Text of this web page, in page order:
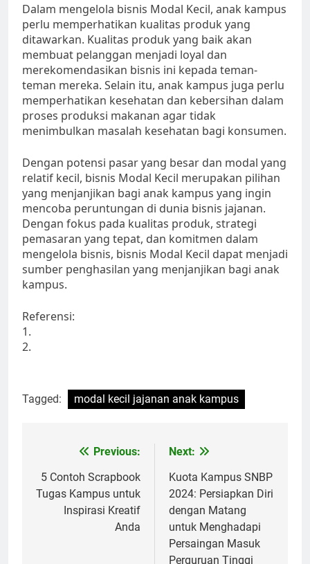
Dalam mengelola bisnis Modal Kecil, anak kampus
perlu memperhatikan kualitas produk yang
ditawarkan. Kualitas produk yang baik akan
membuat pelanggan menjadi loyal dan
merekomendasikan bisnis ini kepada teman-
teman mereka. Selain itu, anak kampus juga perlu
memperhatikan kesehatan dan kebersihan dalam
proses produksi makanan agar tidak
menimbulkan masalah kesehatan bagi konsumen.
Dengan potensi pasar yang besar dan modal yang
relatif kecil, bisnis Modal Kecil merupakan pilihan
yang menjanjikan bagi anak kampus yang ingin
mencoba peruntungan di dunia bisnis jajanan.
Dengan fokus pada kualitas produk, strategi
pemasaran yang tepat, dan komitmen dalam
mengelola bisnis, bisnis Modal Kecil dapat menjadi
sumber penghasilan yang menjanjikan bagi anak
kampus.
Referensi:
1.
2.
Tagged: modal kecil jajanan anak kampus
navigation
Previous:
5 Contoh Scrapbook
Tugas Kampus untuk
Inspirasi Kreatif
Anda
Next:
Kuota Kampus SNBP
2024: Persiapkan Diri
dengan Matang
untuk Menghadapi
Persaingan Masuk
Perguruan Tinggi